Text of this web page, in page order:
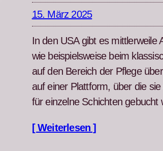
15. März 2025
In den USA gibt es mit­tler­weile
wie beispiel­sweise beim
auf den Bere­ich der Pflege
auf ein­er Plat­tform, über die
für einzelne Schicht­en
[ Weiterlesen ]